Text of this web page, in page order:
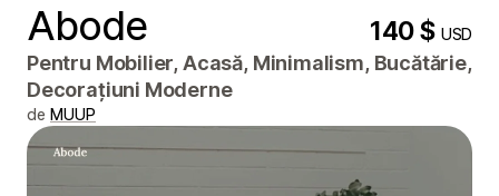
Abode 140 $USD
Pentru Mobilier, Acasă, Minimalism, Bucătărie,
Decorațiuni Moderne
de MUUP